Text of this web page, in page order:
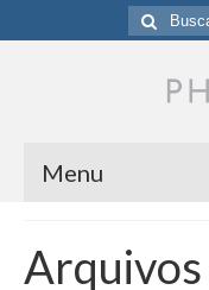
Buscar
por:
Menu